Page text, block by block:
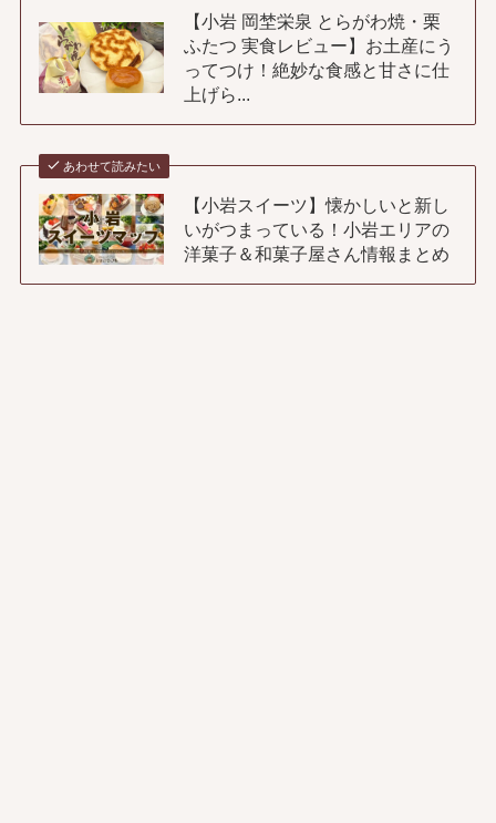
【小岩 岡埜栄泉 とらがわ焼・栗
ふたつ 実食レビュー】お土産にう
ってつけ！絶妙な食感と甘さに仕
上げら...
あわせて読みたい
【小岩スイーツ】懐かしいと新し
いがつまっている！小岩エリアの
洋菓子＆和菓子屋さん情報まとめ